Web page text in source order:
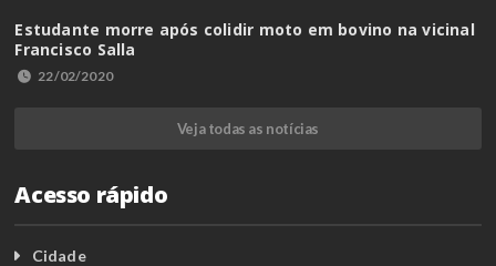
Estudante morre após colidir moto em bovino na vicinal
Francisco Salla
22/02/2020
Veja todas as notícias
Acesso rápido
Cidade